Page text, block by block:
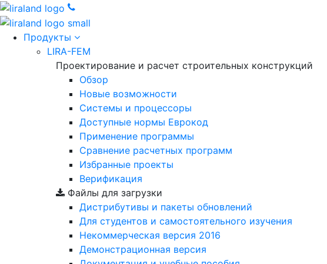
Продукты
LIRA-FEM
Проектирование и расчет строительных конструкций
Обзор
Новые возможности
Cистемы и процессоры
Доступные нормы Еврокод
Применение программы
Сравнение расчетных программ
Избранные проекты
Верификация
Файлы для загрузки
Дистрибутивы и пакеты обновлений
Для студентов и самостоятельного изучения
Некоммерческая версия 2016
Демонстрационная версия